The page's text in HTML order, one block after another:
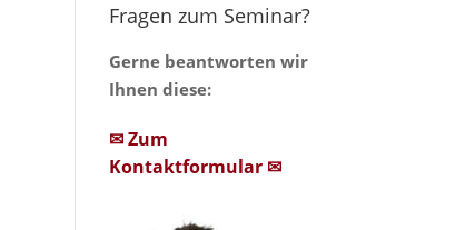
Fragen zum Seminar?
Gerne beantworten wir
Ihnen diese:
✉ Zum
Kontaktformular ✉